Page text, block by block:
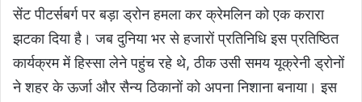
सेंट पीटर्सबर्ग पर बड़ा ड्रोन हमला कर क्रेमलिन को एक करारा
झटका दिया है। जब दुनिया भर से हजारों प्रतिनिधि इस प्रतिष्ठित
कार्यक्रम में हिस्सा लेने पहुंच रहे थे, ठीक उसी समय यूक्रेनी ड्रोनों
ने शहर के ऊर्जा और सैन्य ठिकानों को अपना निशाना बनाया। इस